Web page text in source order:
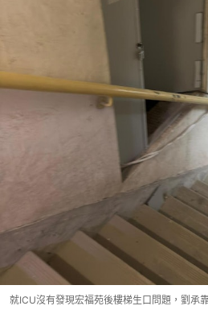
就ICU沒有發現宏福苑後樓梯生口問題，劉承